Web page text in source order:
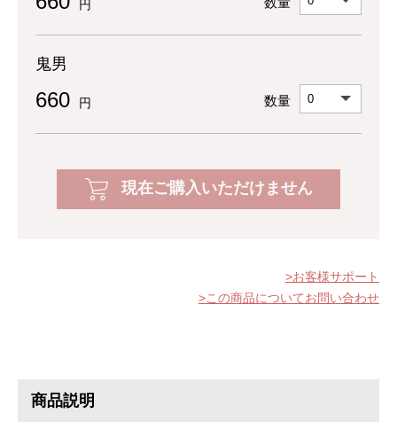
円
鬼男
660 円 数量
現在ご購入いただけません
お客様サポート
この商品についてお問い合わせ
商品説明